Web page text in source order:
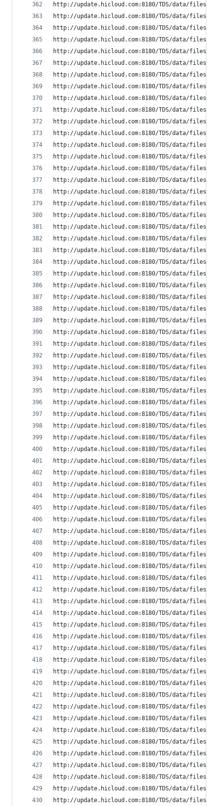
http://update.hicloud.com:8180/TDS/data/files/p9/
http://update.hicloud.com:8180/TDS/data/files/p9/
http://update.hicloud.com:8180/TDS/data/files/p9/
http://update.hicloud.com:8180/TDS/data/files/p9/
http://update.hicloud.com:8180/TDS/data/files/p9/
http://update.hicloud.com:8180/TDS/data/files/p9/
http://update.hicloud.com:8180/TDS/data/files/p9/
http://update.hicloud.com:8180/TDS/data/files/p9/
http://update.hicloud.com:8180/TDS/data/files/p9/
http://update.hicloud.com:8180/TDS/data/files/p9/
http://update.hicloud.com:8180/TDS/data/files/p9/
http://update.hicloud.com:8180/TDS/data/files/p9/
http://update.hicloud.com:8180/TDS/data/files/p9/
http://update.hicloud.com:8180/TDS/data/files/p9/
http://update.hicloud.com:8180/TDS/data/files/p9/
http://update.hicloud.com:8180/TDS/data/files/p9/
http://update.hicloud.com:8180/TDS/data/files/p9/
http://update.hicloud.com:8180/TDS/data/files/p9/
http://update.hicloud.com:8180/TDS/data/files/p9/
http://update.hicloud.com:8180/TDS/data/files/p9/
http://update.hicloud.com:8180/TDS/data/files/p9/
http://update.hicloud.com:8180/TDS/data/files/p9/
http://update.hicloud.com:8180/TDS/data/files/p9/
http://update.hicloud.com:8180/TDS/data/files/p9/
http://update.hicloud.com:8180/TDS/data/files/p9/
http://update.hicloud.com:8180/TDS/data/files/p9/
http://update.hicloud.com:8180/TDS/data/files/p9/
http://update.hicloud.com:8180/TDS/data/files/p9/
http://update.hicloud.com:8180/TDS/data/files/p9/
http://update.hicloud.com:8180/TDS/data/files/p9/
http://update.hicloud.com:8180/TDS/data/files/p9/
http://update.hicloud.com:8180/TDS/data/files/p9/
http://update.hicloud.com:8180/TDS/data/files/p9/
http://update.hicloud.com:8180/TDS/data/files/p9/
http://update.hicloud.com:8180/TDS/data/files/p9/
http://update.hicloud.com:8180/TDS/data/files/p9/
http://update.hicloud.com:8180/TDS/data/files/p9/
http://update.hicloud.com:8180/TDS/data/files/p9/
http://update.hicloud.com:8180/TDS/data/files/p9/
http://update.hicloud.com:8180/TDS/data/files/p9/
http://update.hicloud.com:8180/TDS/data/files/p9/
http://update.hicloud.com:8180/TDS/data/files/p9/
http://update.hicloud.com:8180/TDS/data/files/p9/
http://update.hicloud.com:8180/TDS/data/files/p9/
http://update.hicloud.com:8180/TDS/data/files/p9/
http://update.hicloud.com:8180/TDS/data/files/p9/
http://update.hicloud.com:8180/TDS/data/files/p9/
http://update.hicloud.com:8180/TDS/data/files/p9/
http://update.hicloud.com:8180/TDS/data/files/p9/
http://update.hicloud.com:8180/TDS/data/files/p9/
http://update.hicloud.com:8180/TDS/data/files/p9/
http://update.hicloud.com:8180/TDS/data/files/p9/
http://update.hicloud.com:8180/TDS/data/files/p9/
http://update.hicloud.com:8180/TDS/data/files/p9/
http://update.hicloud.com:8180/TDS/data/files/p9/
http://update.hicloud.com:8180/TDS/data/files/p9/
http://update.hicloud.com:8180/TDS/data/files/p9/
http://update.hicloud.com:8180/TDS/data/files/
http://update.hicloud.com:8180/TDS/data/files/p9/
http://update.hicloud.com:8180/TDS/data/files/p9/
http://update.hicloud.com:8180/TDS/data/files/p9/
http://update.hicloud.com:8180/TDS/data/files/p9/
http://update.hicloud.com:8180/TDS/data/files/p9/
http://update.hicloud.com:8180/TDS/data/files/p9/
http://update.hicloud.com:8180/TDS/data/files/p9/
http://update.hicloud.com:8180/TDS/data/files/p9/
http://update.hicloud.com:8180/TDS/data/files/p9/
http://update.hicloud.com:8180/TDS/data/files/p9/
http://update.hicloud.com:8180/TDS/data/files/